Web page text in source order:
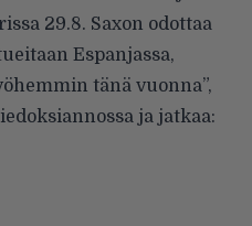
29.8. Saxon odottaa
Espanjassa,
tänä vuonna”,
ja jatkaa: